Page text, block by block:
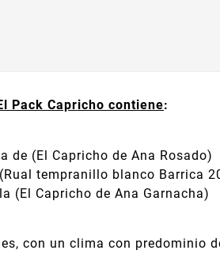
Pack Capricho contiene:
de (El Capricho de Ana Rosado)
tempranillo blanco Barrica
(El Capricho de Ana Garnacha)
con un clima con predominio